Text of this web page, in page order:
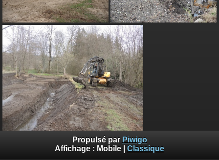
Propulsé par Piwigo
Affichage : Mobile Classique